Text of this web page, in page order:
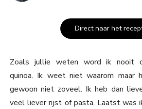
Direct naar het
Zoals jullie weten word ik nooit
quinoa. Ik weet niet waarom maar
gewoon niet zoveel. Ik heb dan
veel liever rijst of pasta. Laatst was